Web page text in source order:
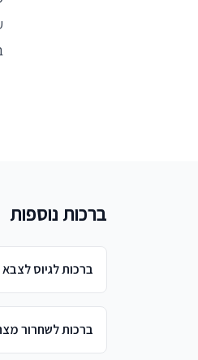
ברכות נוספות
ברכות לגיוס
ברכות לשחרור